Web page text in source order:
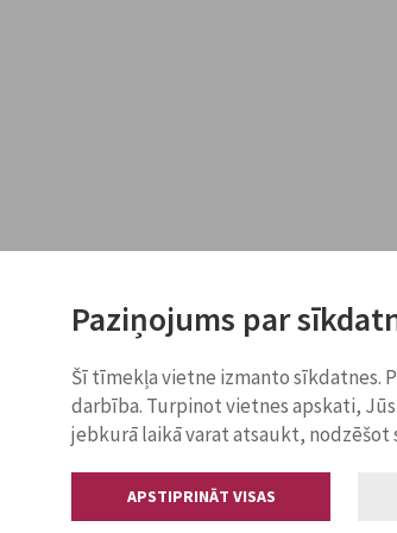
Paziņojums par
Šī tīmekļa vietne izmanto sīkdatnes.
darbība. Turpinot vietnes apskati,
jebkurā laikā varat atsaukt, nodzēšot
APSTIPRINĀT VISAS